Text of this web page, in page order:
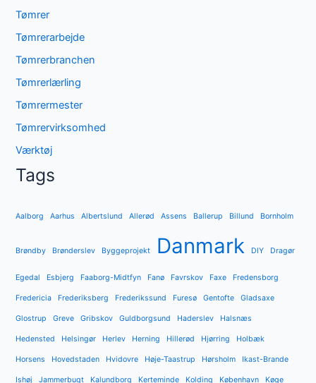
Tømrer
Tømrerarbejde
Tømrerbranchen
Tømrerlærling
Tømrermester
Tømrervirksomhed
Værktøj
Tags
Aalborg Aarhus Albertslund Allerød Assens Ballerup Billund Bornholm
Brøndby Brønderslev Byggeprojekt Danmark DIY Dragør
Egedal Esbjerg Faaborg-Midtfyn Fanø Favrskov Faxe Fredensborg
Fredericia Frederiksberg Frederikssund Furesø Gentofte Gladsaxe
Glostrup Greve Gribskov Guldborgsund Haderslev Halsnæs
Hedensted Helsingør Herlev Herning Hillerød Hjørring Holbæk
Horsens Hovedstaden Hvidovre Høje-Taastrup Hørsholm Ikast-Brande
Ishøj Jammerbugt Kalundborg Kerteminde Kolding København Køge